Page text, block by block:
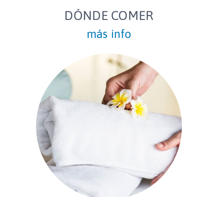
DÓNDE COMER
más info